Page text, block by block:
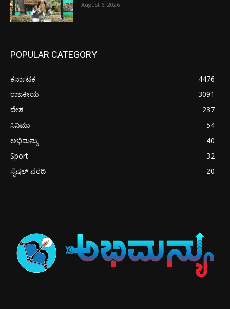
August 6, 2026
POPULAR CATEGORY
ಕರ್ನಾಟಕ
4476
ರಾಜಕೀಯ
3091
ದೇಶ
237
ಸಿನಿಮಾ
54
ಅಭಿಮನ್ಯು
40
Sport
32
ಸ್ಪೆಷಲ್ ವರದಿ
20